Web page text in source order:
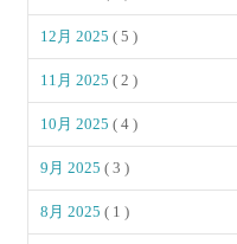
12月 2025( 5 )
11月 2025( 2 )
10月 2025( 4 )
9月 2025( 3 )
8月 2025( 1 )